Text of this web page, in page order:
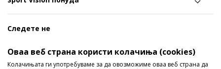
Следете не
Ги споделуваме нашите тајни со вас! Следете не на
социјалните мрежи и дознајте за попусти, промоции и
Оваа веб страна користи колачиња (cookies)
Колачињата ги употребуваме за да овозможиме оваа веб страна да